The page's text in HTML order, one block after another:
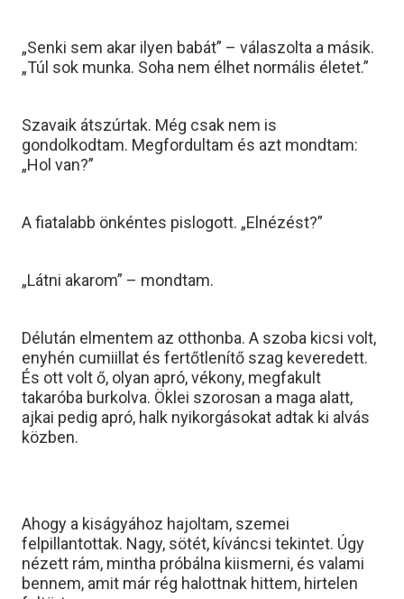
„Senki sem akar ilyen babát” – válaszolta a másik.
„Túl sok munka. Soha nem élhet normális életet.”
Szavaik átszúrtak. Még csak nem is
gondolkodtam. Megfordultam és azt mondtam:
„Hol van?”
A fiatalabb önkéntes pislogott. „Elnézést?”
„Látni akarom” – mondtam.
Délután elmentem az otthonba. A szoba kicsi volt,
enyhén cumiillat és fertőtlenítő szag keveredett.
És ott volt ő, olyan apró, vékony, megfakult
takaróba burkolva. Öklei szorosan a maga alatt,
ajkai pedig apró, halk nyikorgásokat adtak ki alvás
közben.
Ahogy a kiságyához hajoltam, szemei
felpillantottak. Nagy, sötét, kíváncsi tekintet. Úgy
nézett rám, mintha próbálna kiismerni, és valami
bennem, amit már rég halottnak hittem, hirtelen